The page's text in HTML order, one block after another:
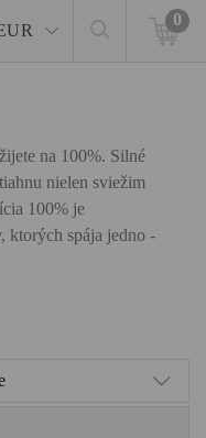
0
na 100%. Silné
nielen sviežim
100% je
ktorých spája jedno -